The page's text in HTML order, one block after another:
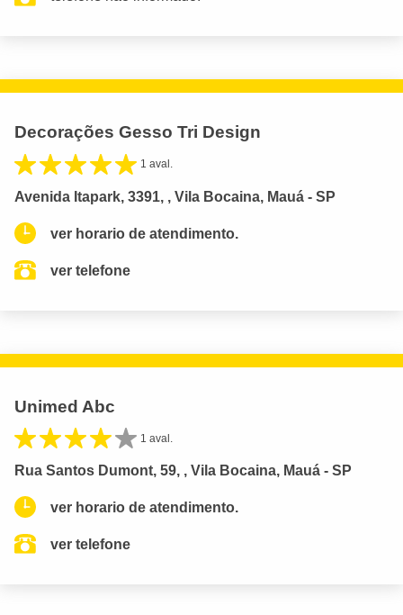
Decorações Gesso Tri Design
1 aval.
Avenida Itapark, 3391, , Vila Bocaina, Mauá - SP
ver horario de atendimento.
ver telefone
Unimed Abc
1 aval.
Rua Santos Dumont, 59, , Vila Bocaina, Mauá - SP
ver horario de atendimento.
ver telefone